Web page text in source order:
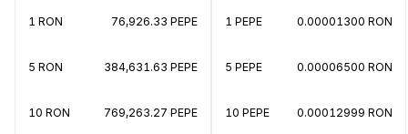
1 RON 76,926.33 PEPE
5 RON 384,631.63 PEPE
10 RON 769,263.27 PEPE
1 PEPE 0.00001300 RON
5 PEPE 0.00006500 RON
10 PEPE 0.00012999 RON